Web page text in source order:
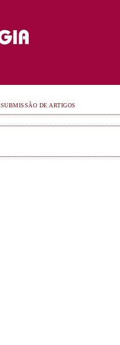
SUBMISSÃO DE ARTIGOS